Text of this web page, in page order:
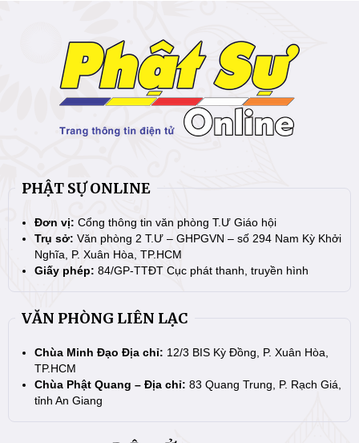
PHẬT SỰ ONLINE
Đơn vị: Cổng thông tin văn phòng T.Ư Giáo hội
Trụ sở: Văn phòng 2 T.Ư – GHPGVN – số 294 Nam Kỳ Khởi
Nghĩa, P. Xuân Hòa, TP.HCM
Giấy phép: 84/GP-TTĐT Cục phát thanh, truyền hình
VĂN PHÒNG LIÊN LẠC
Chùa Minh Đạo Địa chỉ: 12/3 BIS Kỳ Đồng, P. Xuân Hòa,
TP.HCM
Chùa Phật Quang – Địa chỉ: 83 Quang Trung, P. Rạch Giá,
tỉnh An Giang